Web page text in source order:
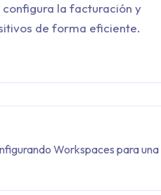
la facturación y
de forma eficiente.
Workspaces para una